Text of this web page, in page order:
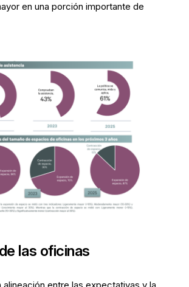
en una porción importante de
las oficinas